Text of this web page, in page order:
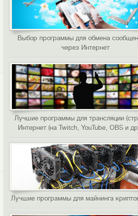
Выбор программы для обмена
через Интернет
Лучшие программы для трансляции
Интернет (на Twitch, YouTube, OBS и
Лучшие программы для майнинга